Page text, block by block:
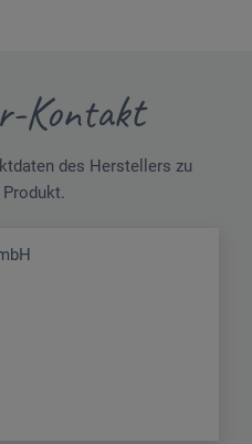
Kontakt
des Herstellers zu